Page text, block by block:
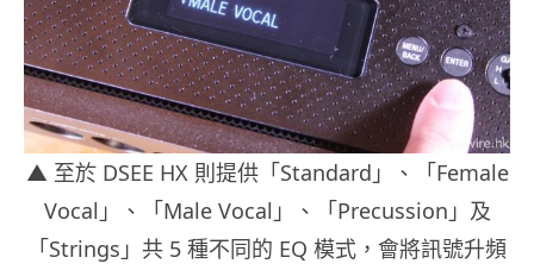
▲ 至於 DSEE HX 則提供「Standard」、「Female
Vocal」、「Male Vocal」、「Precussion」及
「Strings」共 5 種不同的 EQ 模式，會將訊號升頻